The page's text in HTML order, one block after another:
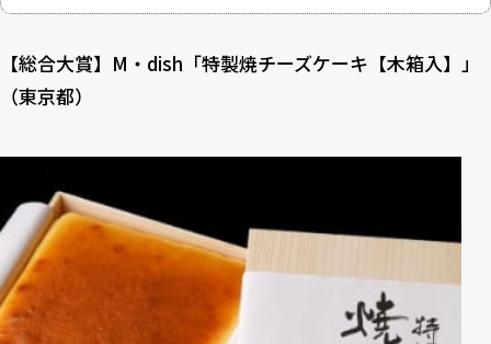
【総合大賞】M・dish「特製焼チーズケーキ【木箱入】」
（東京都）